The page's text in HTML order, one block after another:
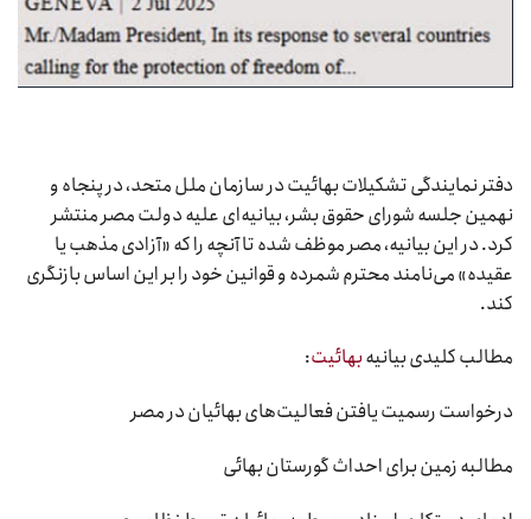
دفتر نمایندگی تشکیلات بهائیت در سازمان ملل متحد، در پنجاه و
نهمین جلسه شورای حقوق بشر، بیانیه‌ای علیه دولت مصر منتشر
کرد. در این بیانیه، مصر موظف شده تا آنچه را که «آزادی مذهب یا
عقیده» می‌نامند محترم شمرده و قوانین خود را بر این اساس بازنگری
کند.
مطالب کلیدی بیانیهبهائیت:
درخواست رسمیت یافتن فعالیت‌های بهائیان در مصر
مطالبه زمین برای احداث گورستان بهائی